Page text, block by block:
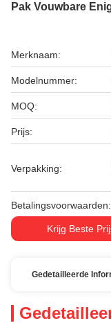
Pak Vouwbare
Merknaam:
Modelnummer:
MOQ:
Prijs:
Verpakking:
Betalingsvoorwaarden:
Krijg Beste
Gedetailleerde